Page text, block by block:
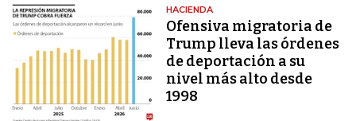
HACIENDA
Ofensiva migratoria de
Trump lleva las órdenes
de deportación a su
nivel más alto desde
1998